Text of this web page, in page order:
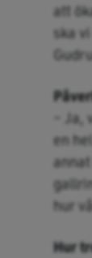
att
ska
–
en
hur
Hur